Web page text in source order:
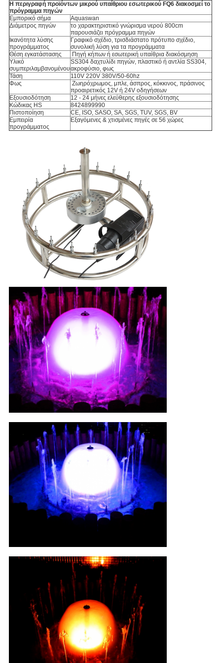
Η περιγραφή προϊόντων μικρού υπαίθριου εσωτερικού FQ6 διακοσμεί το
πρόγραμμα πηγών
Εμπορικό σήμα
Aquaswan
Διάμετρος πηγών
το χαρακτηριστικό γνώρισμα νερού 800cm
παρουσιάζει πρόγραμμα πηγών
Ικανότητα λύσης
προγράμματος
Γραφικό σχέδιο, τρισδιάστατο πρότυπο σχέδιο,
συνολική λύση για τα προγράμματα
Θέση εγκατάστασης
Πηγή κήπων ή εσωτερική υπαίθρια διακόσμηση
Υλικό
συμπεριλαμβανομένου
SS304 δαχτυλίδι πηγών, πλαστικό ή αντλία SS304,
ακροφύσιο, φως
Τάση
110V 220V 380V/50-60hz
Φως
Ζωηρόχρωμος, μπλε, άσπρος, κόκκινος, πράσινος
προαιρετικός 12V ή 24V οδηγήσεων
Εξουσιοδότηση
12 - 24 μήνες ελεύθερης εξουσιοδότησης
Κώδικας HS
8424899990
Πιστοποίηση
CE, ISO, SASO, SA, SGS, TUV, SGS, BV
Εμπειρία
προγράμματος
Εξαγόμενες & χτισμένες πηγές σε 56 χώρες